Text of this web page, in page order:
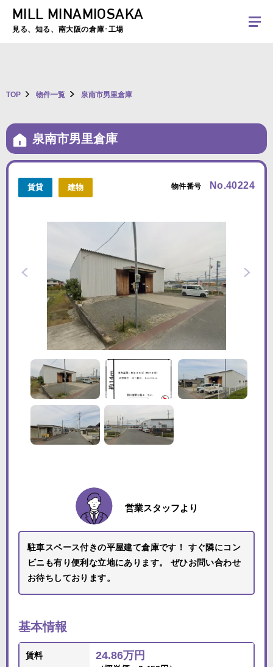
夏季休暇のお知らせ：2026年8月8日(土)～8月16日(日)まで休業とさせていた
MILL MINAMIOSAKA
見る、知る、南大阪の倉庫･工場
TOP 物件一覧 泉南市男里倉庫
泉南市男里倉庫
賃貸 建物 物件番号 No.40224
営業スタッフより
駐車スペース付きの平屋建て倉庫です！ すぐ隣にコン
ビニも有り便利な立地にあります。 ぜひお問い合わせ
お待ちしております。
基本情報
賃料 24.86万円